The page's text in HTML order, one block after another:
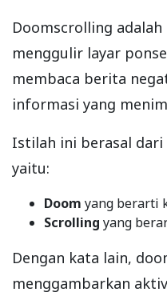
Doomscrolling
menggulir layar
membaca berita
informasi yang
Istilah ini berasal
yaitu:
Doom yang berarti
Scrolling yang
Dengan kata lain,
menggambarkan